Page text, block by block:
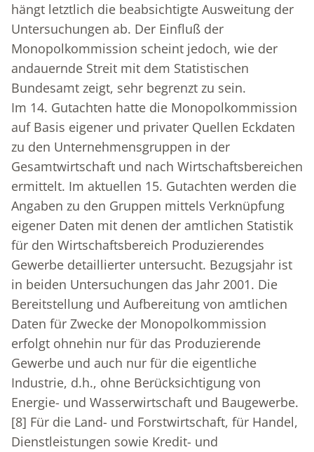
hängt letztlich die beabsichtigte Ausweitung der
Untersuchungen ab. Der Einfluß der
Monopolkommission scheint jedoch, wie der
andauernde Streit mit dem Statistischen
Bundesamt zeigt, sehr begrenzt zu sein.
Im 14. Gutachten hatte die Monopolkommission
auf Basis eigener und privater Quellen Eckdaten
zu den Unternehmensgruppen in der
Gesamtwirtschaft und nach Wirtschaftsbereichen
ermittelt. Im aktuellen 15. Gutachten werden die
Angaben zu den Gruppen mittels Verknüpfung
eigener Daten mit denen der amtlichen Statistik
für den Wirtschaftsbereich Produzierendes
Gewerbe detaillierter untersucht. Bezugsjahr ist
in beiden Untersuchungen das Jahr 2001. Die
Bereitstellung und Aufbereitung von amtlichen
Daten für Zwecke der Monopolkommission
erfolgt ohnehin nur für das Produzierende
Gewerbe und auch nur für die eigentliche
Industrie, d.h., ohne Berücksichtigung von
Energie- und Wasserwirtschaft und Baugewerbe.
[8] Für die Land- und Forstwirtschaft, für Handel,
Dienstleistungen sowie Kredit- und